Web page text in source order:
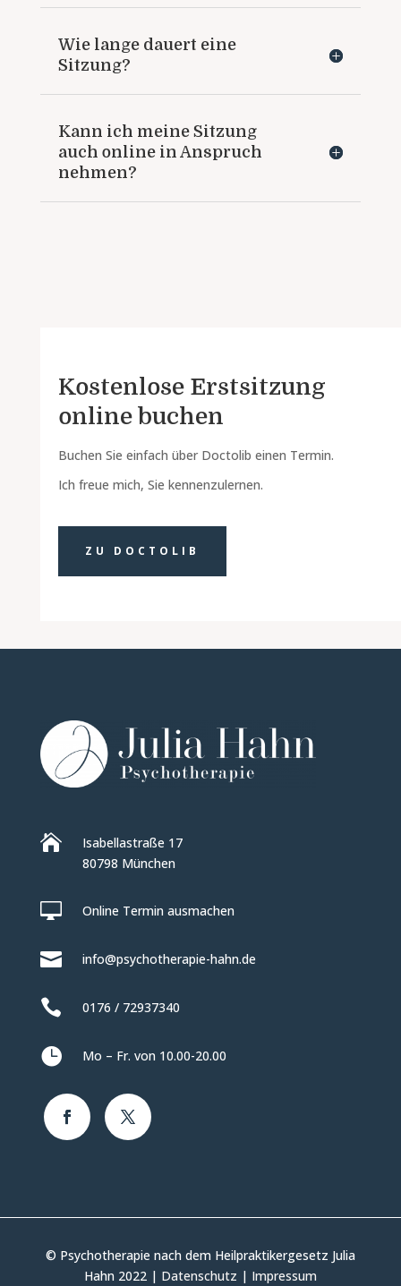
Wie lange dauert eine
Sitzung?
Kann ich meine Sitzung
auch online in Anspruch
nehmen?
Kostenlose Erstsitzung
online buchen
Buchen Sie einfach über Doctolib einen Termin.
Ich freue mich, Sie kennenzulernen.
ZU DOCTOLIB

Isabellastraße 17
80798 München
 Online Termin ausmachen
 info@psychotherapie-hahn.de
 0176 / 72937340
 Mo – Fr. von 10.00-20.00
© Psychotherapie nach dem Heilpraktikergesetz Julia
Hahn 2022 | Datenschutz | Impressum